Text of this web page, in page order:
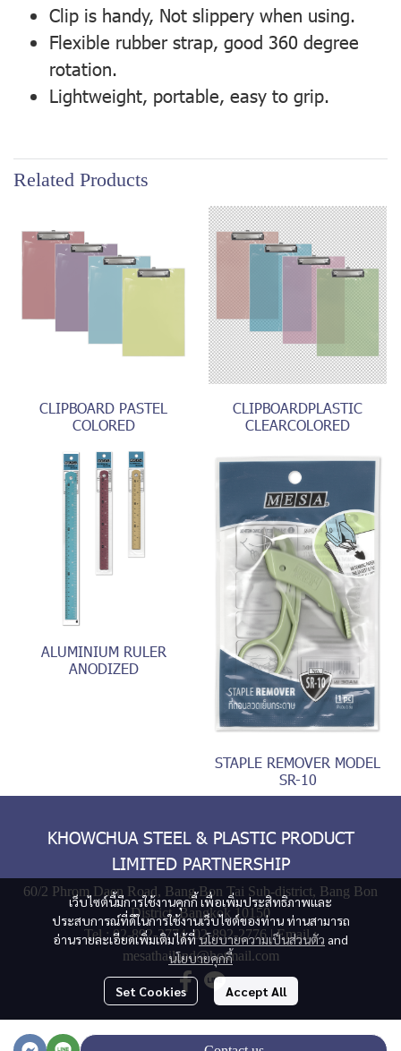
Clip is handy, Not slippery when using.
Flexible rubber strap, good 360 degree
rotation.
Lightweight, portable, easy to grip.
Related Products
CLIPBOARD PASTEL
COLORED
CLIPBOARDPLASTIC
CLEARCOLORED
ALUMINIUM RULER
ANODIZED
STAPLE REMOVER MODEL
SR-10
เว็บไซต์นี้มีการใช้งานคุกกี้ เพื่อเพิ่มประสิทธิภาพและ
ประสบการณ์ที่ดีในการใช้งานเว็บไซต์ของท่าน ท่านสามารถ
อ่านรายละเอียดเพิ่มเติมได้ที่นโยบายความเป็นส่วนตัว and
นโยบายคุกกี้
Set Cookies Accept All
KHOWCHUA STEEL & PLASTIC PRODUCT
LIMITED PARTNERSHIP
60/2 Phrom Daen Road, Bang Bon Tai Sub-district, Bang Bon
District, Bangkok 10150
Tel :02-892-2774,02-892-2776| Email :
mesathailand@hotmail.com
© Copyright 2024 | All Rights Reserved